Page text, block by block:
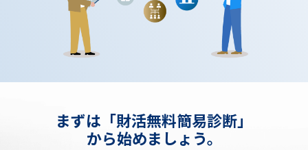
まずは「財活無料簡易診断」
から始めましょう。